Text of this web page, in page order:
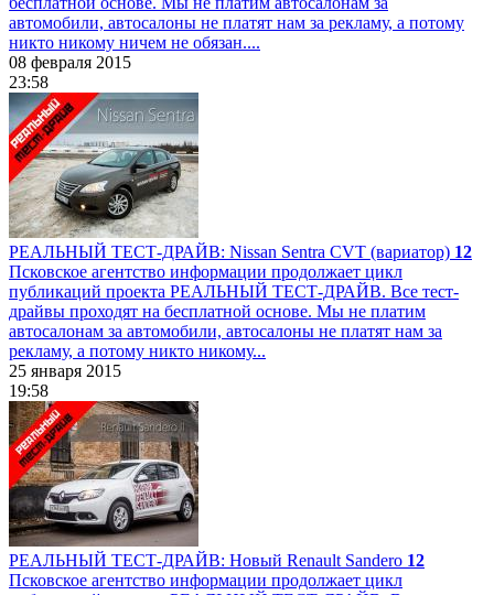
автомобили, автосалоны не платят нам за рекламу, а потому
никто никому ничем не обязан....
08 февраля 2015
23:58
РЕАЛЬНЫЙ ТЕСТ-ДРАЙВ: Nissan Sentra CVT (вариатор) 12
Псковское агентство информации продолжает цикл
публикаций проекта РЕАЛЬНЫЙ ТЕСТ-ДРАЙВ. Все тест-
драйвы проходят на бесплатной основе. Мы не платим
автосалонам за автомобили, автосалоны не платят нам за
рекламу, а потому никто никому...
25 января 2015
19:58
РЕАЛЬНЫЙ ТЕСТ-ДРАЙВ: Новый Renault Sandero 12
Псковское агентство информации продолжает цикл